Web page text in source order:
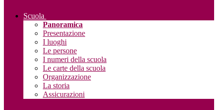
Scuola
Panoramica
Presentazione
I luoghi
Le persone
I numeri della scuola
Le carte della scuola
Organizzazione
La storia
Assicurazioni